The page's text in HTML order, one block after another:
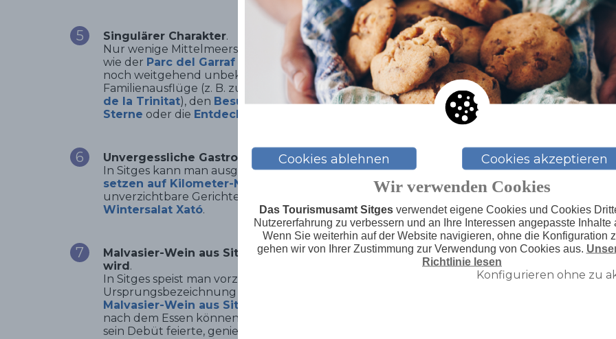
Singulärer Charakter.
Nur wenige Mittelmeerstädte können einen so spektakulären Naturpark,
wie der Parc del Garraf es ist, vorweisen. Es handelt sich um ein einzigartiges,
noch weitgehend unbekanntes Ökosystem, das sich ideal für
Familienausflüge (z. B. zur Burg
Castell d’Olivellaoder zur KapelleErmita
de la Trinitat), den Besuch eines Observatoriums zur Beobachtung der
Sterne oder die Entdeckung von Pferden in freier Wildbahn eignet
Unvergessliche Gastronomie
In Sitges kann man ausgezeichnet speisen. Viele Restaurants der Stadt
setzen auf Kilometer-Null-Produkte
. Das Ergebnis sind einheimische und
unverzichtbare Gerichte wie das Reisgericht
Arroz a la Sitgetanaoderder
Wintersalat Xató.
Malvasier-Wein aus Sitges und sogar Gin, der hier bei uns hergestellt
wird.
In Sitges speist man vorzüglich. Genauso fein und mit
Ursprungsbezeichnung trinkt man. Unser goldig-fruchtiges Erbe, der
Malvasier-Wein aus Sitges
nach dem Essen können Sie den eigenen Gin unserer Stadt, der vor kurzem
sein Debüt feierte, genießen: Paó de Sitges, hergestellt aus Botanicals aus
Cookies ablehnen Cookies akzeptieren
Wir verwenden Cookies
Das Tourismusamt Sitges verwendet eigene Cookies und Cookies
Nutzererfahrung zu verbessern und an Ihre Interessen angepasste Inhalte
Wenn Sie weiterhin auf der Website navigieren, ohne die Konfiguration
gehen wir von Ihrer Zustimmung zur Verwendung von Cookies aus.
Richtlinie lesen
Konfigurieren ohne zu